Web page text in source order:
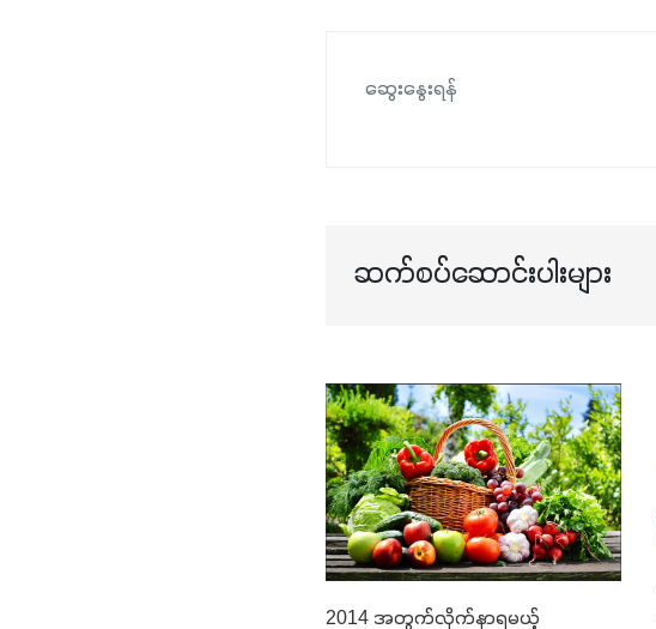
ဆွေးနွေးရန်
ဆက်စပ်ဆောင်းပါးများ
2014 အတွက်လိုက်နာရမယ့်